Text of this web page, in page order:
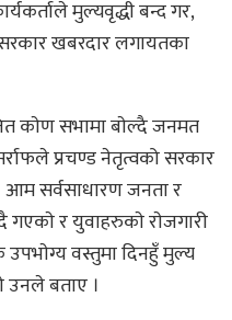
मुल्यवृद्धी बन्द गर,
खबरदार लगायतका
काेण सभामा बाेल्दै जनमत
प्रचण्ड नेतृत्वको सरकार
आम सर्वसाधारण जनता र
र युवाहरुकाे राेजगारी
वस्तुमा दिनहुँ मुल्य
उनले बताए ।